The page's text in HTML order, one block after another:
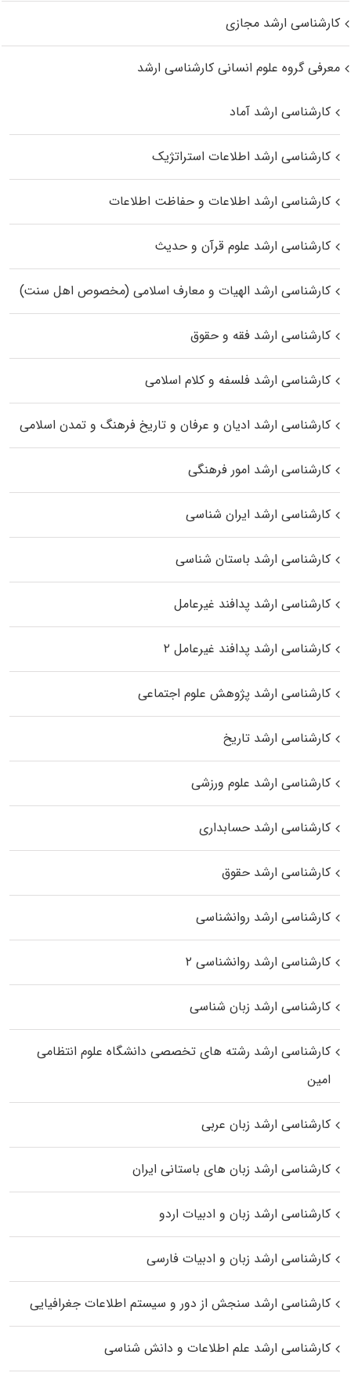
کارشناسی ارشد مجازی
معرفی گروه علوم انسانی کارشناسی ارشد
کارشناسی ارشد آماد
کارشناسی ارشد اطلاعات استراتژیک
کارشناسی ارشد اطلاعات و حفاظت اطلاعات
کارشناسی ارشد علوم قرآن و حدیث
کارشناسی ارشد الهیات و معارف اسلامی (مخصوص اهل سنت)
کارشناسی ارشد فقه و حقوق
کارشناسی ارشد فلسفه و کلام اسلامی
کارشناسی ارشد ادیان و عرفان و تاریخ فرهنگ و تمدن اسلامی
کارشناسی ارشد امور فرهنگی
کارشناسی ارشد ایران شناسی
کارشناسی ارشد باستان شناسی
کارشناسی ارشد پدافند غیرعامل
کارشناسی ارشد پدافند غیرعامل ۲
کارشناسی ارشد پژوهش علوم اجتماعی
کارشناسی ارشد تاریخ
کارشناسی ارشد علوم ورزشی
کارشناسی ارشد حسابداری
کارشناسی ارشد حقوق
کارشناسی ارشد روانشناسی
کارشناسی ارشد روانشناسی ۲
کارشناسی ارشد زبان شناسی
کارشناسی ارشد رﺷﺘﻪ ﻫﺎی تخصصی داﻧﺸﮕﺎه ﻋﻠﻮم انتظامی
اﻣﻴﻦ
کارشناسی ارشد زبان عربی
کارشناسی ارشد زبان‌ های باستانی ایران
کارشناسی ارشد زبان و ادبیات اردو
کارشناسی ارشد زبان و ادبیات فارسی
کارشناسی ارشد سنجش از دور و سیستم اطلاعات جغرافیایی
کارشناسی ارشد علم اطلاعات و دانش شناسی